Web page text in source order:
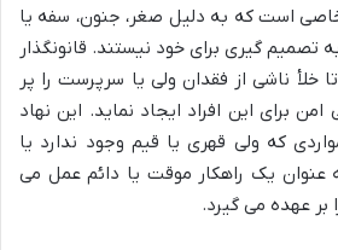
است که به دلیل صغر، جنون، سفه یا
تصمیم گیری برای خود نیستند. قانونگذار
خلأ ناشی از فقدان ولی یا سرپرست را پر
برای این افراد ایجاد نماید. این نهاد
که ولی قهری یا قیم وجود ندارد یا
عنوان یک راهکار موقت یا دائم عمل می
عهده می گیرد.